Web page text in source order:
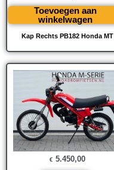
Kap Rechts PB182 Honda MT
Toevoegen aan
winkelwagen
€ 5.450,00